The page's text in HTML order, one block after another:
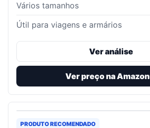
Vários tamanhos
Útil para viagens e armários
Ver análise
Ver preço na Amazon
PRODUTO RECOMENDADO